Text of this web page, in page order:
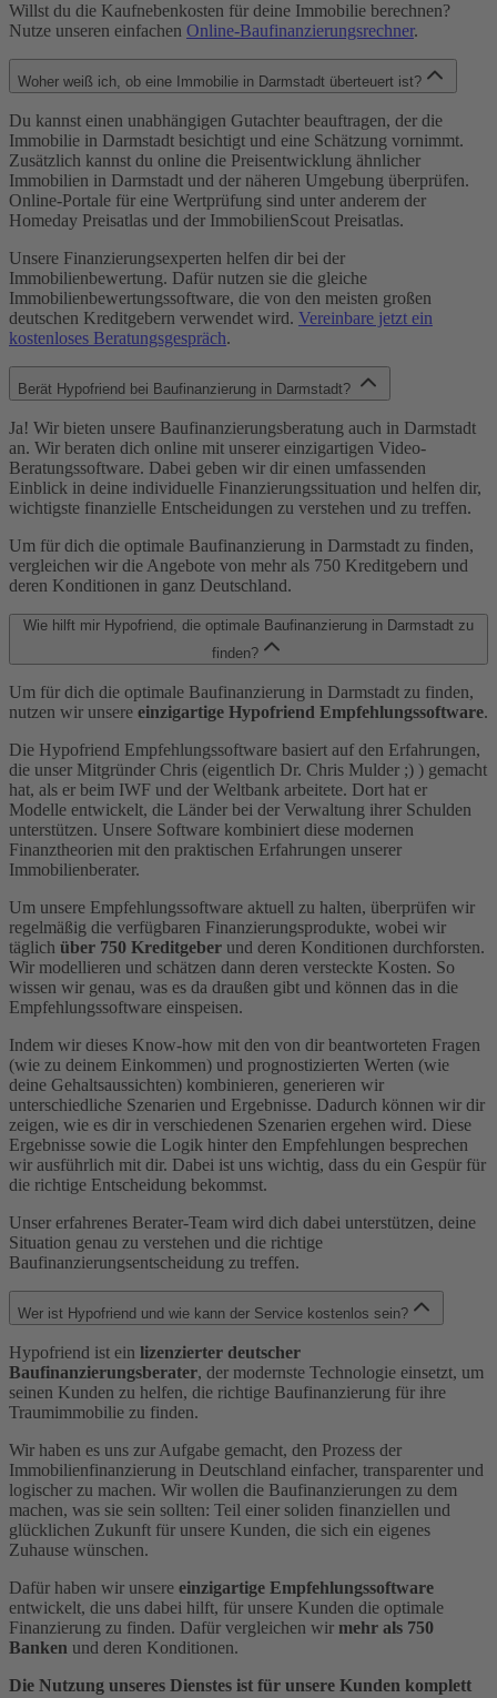
Willst du die Kaufnebenkosten für deine Immobilie berechnen?
Nutze unseren einfachen Online-Baufinanzierungsrechner.
Woher weiß ich, ob eine Immobilie in Darmstadt überteuert ist?
Du kannst einen unabhängigen Gutachter beauftragen, der die
Immobilie in Darmstadt besichtigt und eine Schätzung vornimmt.
Zusätzlich kannst du online die Preisentwicklung ähnlicher
Immobilien in Darmstadt und der näheren Umgebung überprüfen.
Online-Portale für eine Wertprüfung sind unter anderem der
Homeday Preisatlas und der ImmobilienScout Preisatlas.
Unsere Finanzierungsexperten helfen dir bei der
Immobilienbewertung. Dafür nutzen sie die gleiche
Immobilienbewertungssoftware, die von den meisten großen
deutschen Kreditgebern verwendet wird. Vereinbare jetzt ein
kostenloses Beratungsgespräch.
Berät Hypofriend bei Baufinanzierung in Darmstadt?
Ja! Wir bieten unsere Baufinanzierungsberatung auch in Darmstadt
an. Wir beraten dich online mit unserer einzigartigen Video-
Beratungssoftware. Dabei geben wir dir einen umfassenden
Einblick in deine individuelle Finanzierungssituation und helfen dir,
wichtigste finanzielle Entscheidungen zu verstehen und zu treffen.
Um für dich die optimale Baufinanzierung in Darmstadt zu finden,
vergleichen wir die Angebote von mehr als 750 Kreditgebern und
deren Konditionen in ganz Deutschland.
Wie hilft mir Hypofriend, die optimale Baufinanzierung in Darmstadt zu
finden?
Um für dich die optimale Baufinanzierung in Darmstadt zu finden,
nutzen wir unsere einzigartige Hypofriend Empfehlungssoftware.
Die Hypofriend Empfehlungssoftware basiert auf den Erfahrungen,
die unser Mitgründer Chris (eigentlich Dr. Chris Mulder ;) ) gemacht
hat, als er beim IWF und der Weltbank arbeitete. Dort hat er
Modelle entwickelt, die Länder bei der Verwaltung ihrer Schulden
unterstützen. Unsere Software kombiniert diese modernen
Finanztheorien mit den praktischen Erfahrungen unserer
Immobilienberater.
Um unsere Empfehlungssoftware aktuell zu halten, überprüfen wir
regelmäßig die verfügbaren Finanzierungsprodukte, wobei wir
täglich über 750 Kreditgeber und deren Konditionen durchforsten.
Wir modellieren und schätzen dann deren versteckte Kosten. So
wissen wir genau, was es da draußen gibt und können das in die
Empfehlungssoftware einspeisen.
Indem wir dieses Know-how mit den von dir beantworteten Fragen
(wie zu deinem Einkommen) und prognostizierten Werten (wie
deine Gehaltsaussichten) kombinieren, generieren wir
unterschiedliche Szenarien und Ergebnisse. Dadurch können wir dir
zeigen, wie es dir in verschiedenen Szenarien ergehen wird. Diese
Ergebnisse sowie die Logik hinter den Empfehlungen besprechen
wir ausführlich mit dir. Dabei ist uns wichtig, dass du ein Gespür für
die richtige Entscheidung bekommst.
Unser erfahrenes Berater-Team wird dich dabei unterstützen, deine
Situation genau zu verstehen und die richtige
Baufinanzierungsentscheidung zu treffen.
Wer ist Hypofriend und wie kann der Service kostenlos sein?
Hypofriend ist ein lizenzierter deutscher
Baufinanzierungsberater, der modernste Technologie einsetzt, um
seinen Kunden zu helfen, die richtige Baufinanzierung für ihre
Traumimmobilie zu finden.
Wir haben es uns zur Aufgabe gemacht, den Prozess der
Immobilienfinanzierung in Deutschland einfacher, transparenter und
logischer zu machen. Wir wollen die Baufinanzierungen zu dem
machen, was sie sein sollten: Teil einer soliden finanziellen und
glücklichen Zukunft für unsere Kunden, die sich ein eigenes
Zuhause wünschen.
Dafür haben wir unsere einzigartige Empfehlungssoftware
entwickelt, die uns dabei hilft, für unsere Kunden die optimale
Finanzierung zu finden. Dafür vergleichen wir mehr als 750
Banken und deren Konditionen.
Die Nutzung unseres Dienstes ist für unsere Kunden komplett